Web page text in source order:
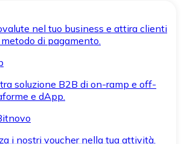
nel tuo business e attira clienti
di pagamento.
soluzione B2B di on-ramp e off-
e dApp.
i nostri voucher nella tua attività.